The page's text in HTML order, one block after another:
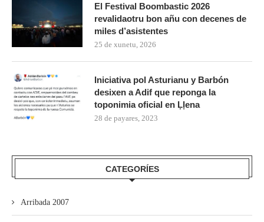
El Festival Boombastic 2026
revalidaotru bon añu con decenes de
miles d’asistentes
25 de xunetu, 2026
Iniciativa pol Asturianu y Barbón
desixen a Adif que reponga la
toponimia oficial en Ḷḷena
28 de payares, 2023
CATEGORÍES
Arribada 2007